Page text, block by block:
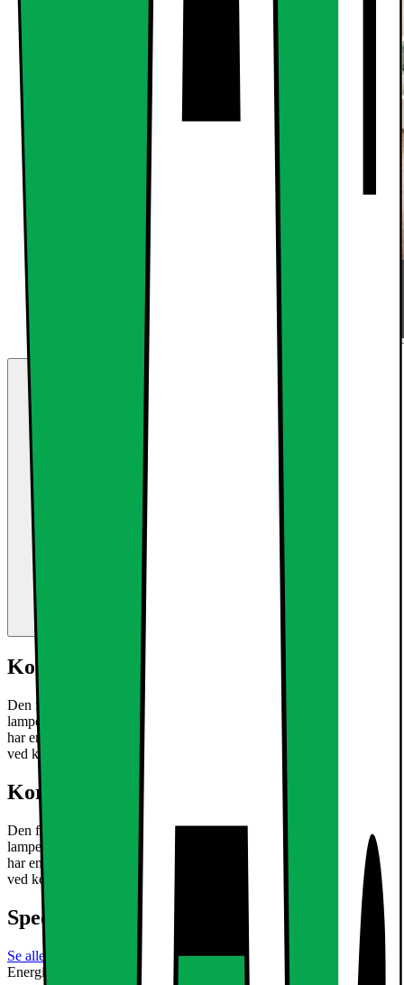
Kort om produktet
Den forsænkede lys LED med 12W er en ultra-tynd loftsplade
lamper af typen SMD 2835. Den eksisterende aluminium Armaturet
har en hvid, subtil montering. Perfekt til en stilfuld accent dit hjem
ved kold hvid glødende lyse pletter.
Læs mere om produktet
Kort om produktet
Den forsænkede lys LED med 12W er en ultra-tynd loftsplade
lamper af typen SMD 2835. Den eksisterende aluminium Armaturet
har en hvid, subtil montering. Perfekt til en stilfuld accent dit hjem
ved kold hvid glødende lyse pletter.
Læs mere om produktet
Specifikationer
Se alle specifikationer
Energimærkning
Produktdatablad